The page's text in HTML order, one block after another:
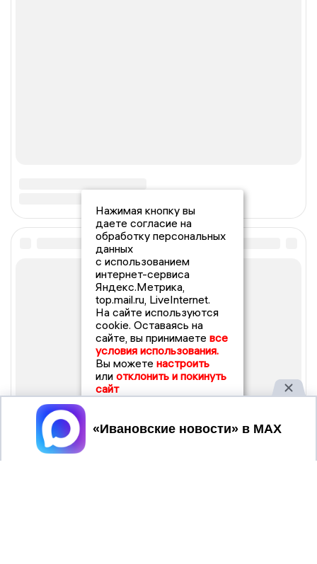
Нажимая кнопку вы
даете согласие на
обработку персональных
данных
с использованием
интернет-сервиса
Яндекс.Метрика,
top.mail.ru, LiveInternet.
На сайте используются
cookie. Оставаясь на
сайте, вы принимаете все
условия использования.
Вы можете настроить
или отклонить и покинуть
сайт
Принять